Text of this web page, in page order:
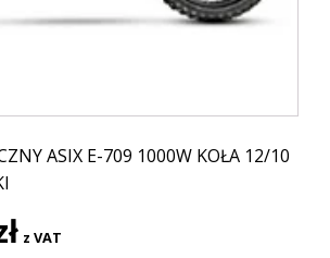
ASIX E-709 1000W KOŁA 12/10
z VAT